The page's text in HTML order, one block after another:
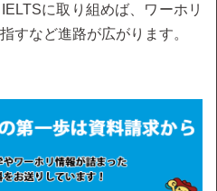
に取り組めば、ワーホリ
すなど進路が広がります。